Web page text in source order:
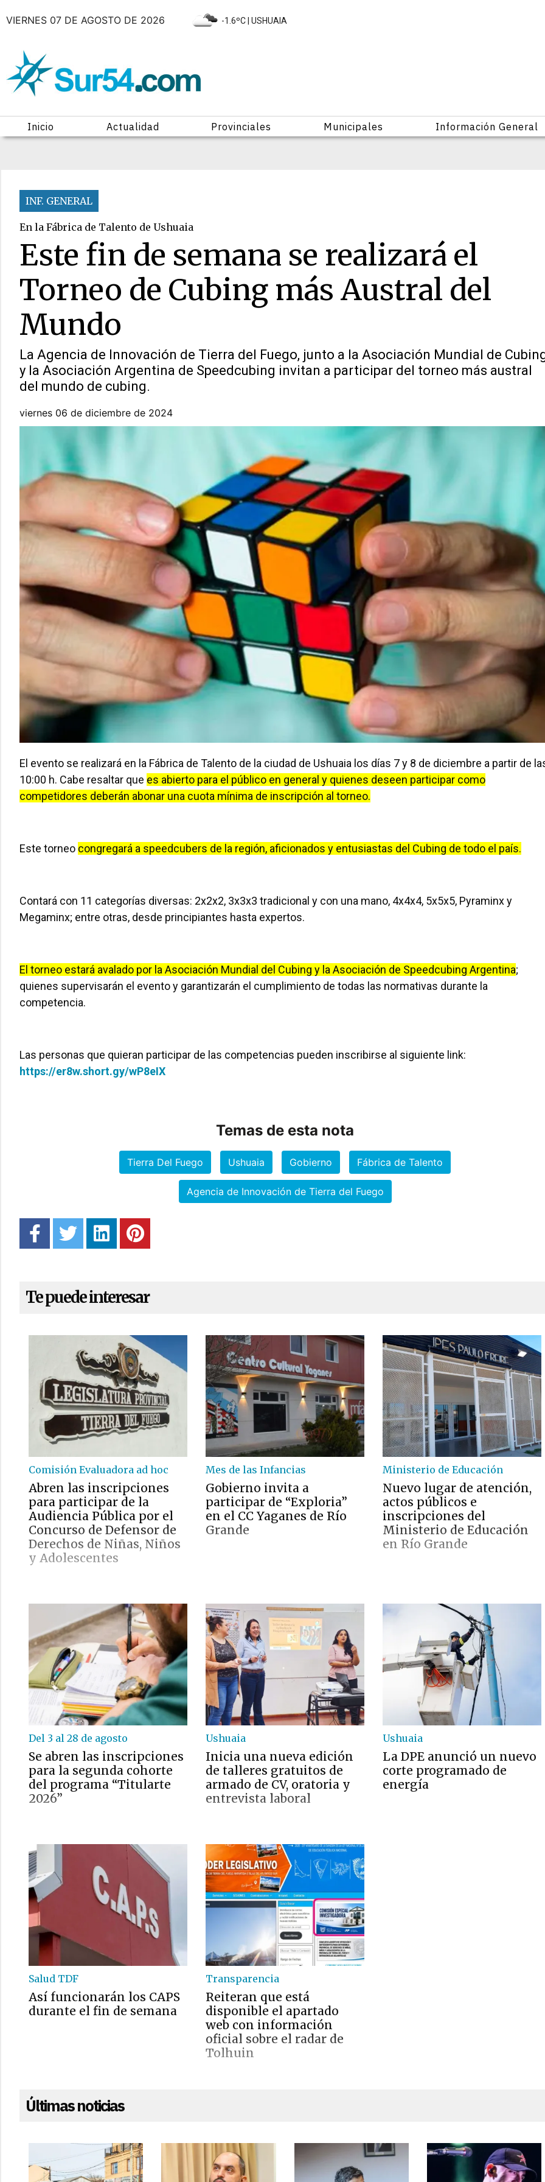
VIERNES 07 DE AGOSTO DE 2026 -1.6ºC | USHUAIA
Inicio Actualidad Provinciales Municipales Información General
INF. GENERAL
En la Fábrica de Talento de Ushuaia
Este fin de semana se realizará el
Torneo de Cubing más Austral del
Mundo
La Agencia de Innovación de Tierra del Fuego, junto a la Asociación Mundial de
y la Asociación Argentina de Speedcubing invitan a participar del torneo más austral
del mundo de cubing.
viernes 06 de diciembre de 2024
El evento se realizará en la Fábrica de Talento de la ciudad de Ushuaia los días 7 y 8 de diciembre a partir de
10:00 h. Cabe resaltar que es abierto para el público en general y quienes deseen participar como
competidores deberán abonar una cuota mínima de inscripción al torneo.
Este torneo congregará a speedcubers de la región, aficionados y entusiastas del Cubing de todo el país.
Contará con 11 categorías diversas: 2x2x2, 3x3x3 tradicional y con una mano, 4x4x4, 5x5x5, Pyraminx y
Megaminx; entre otras, desde principiantes hasta expertos.
El torneo estará avalado por la Asociación Mundial del Cubing y la Asociación de Speedcubing Argentina;
quienes supervisarán el evento y garantizarán el cumplimiento de todas las normativas durante la
competencia.
Las personas que quieran participar de las competencias pueden inscribirse al siguiente link:
https://er8w.short.gy/wP8eIX
Temas de esta nota
Tierra Del Fuego Ushuaia Gobierno Fábrica de Talento
Agencia de Innovación de Tierra del Fuego
Te puede interesar
Comisión Evaluadora ad hoc
Abren las inscripciones
para participar de la
Audiencia Pública por el
Concurso de Defensor de
Derechos de Niñas, Niños
y Adolescentes
Mes de las Infancias
Gobierno invita a
participar de “Exploria”
en el CC Yaganes de Río
Grande
Ministerio de Educación
Nuevo lugar de atención,
actos públicos e
inscripciones del
Ministerio de Educación
en Río Grande
Del 3 al 28 de agosto
Se abren las inscripciones
para la segunda cohorte
del programa “Titularte
2026”
Ushuaia
Inicia una nueva edición
de talleres gratuitos de
armado de CV, oratoria y
entrevista laboral
Ushuaia
La DPE anunció un nuevo
corte programado de
energía
Salud TDF
Así funcionarán los CAPS
durante el fin de semana
Transparencia
Reiteran que está
disponible el apartado
web con información
oficial sobre el radar de
Tolhuin
Últimas noticias